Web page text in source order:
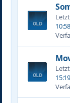
10:58
15:19